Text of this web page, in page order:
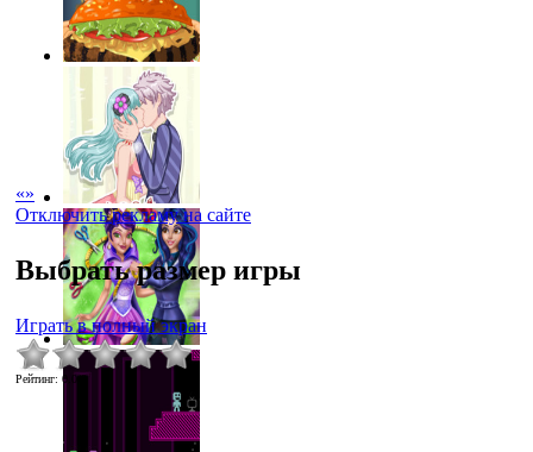
«»
Отключить рекламу на сайте
Выбрать размер игры
Играть в полный экран
Рейтинг: 0.0/0